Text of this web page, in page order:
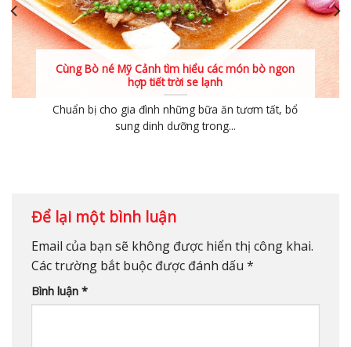
Cùng Bò né Mỹ Cảnh tìm hiểu các món bò ngon
hợp tiết trời se lạnh
Chuẩn bị cho gia đình những bữa ăn tươm tất, bổ
sung dinh dưỡng trong...
Để lại một bình luận
Email của bạn sẽ không được hiển thị công khai.
Các trường bắt buộc được đánh dấu *
Bình luận *